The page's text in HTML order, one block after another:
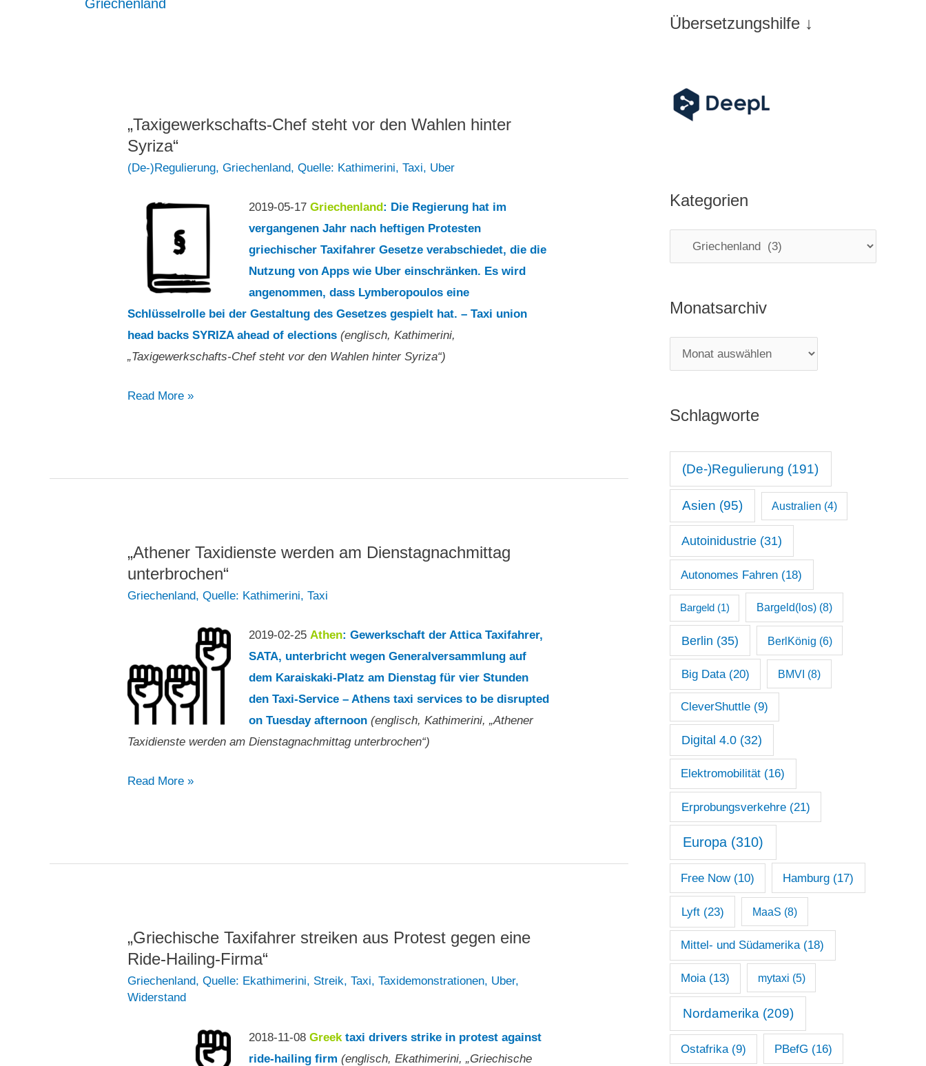
Griechenland
„Taxigewerkschafts-Chef steht vor den Wahlen hinter
Syriza“
(De-)Regulierung,Griechenland,Quelle: Kathimerini,Taxi, Uber
2019-05-17 Griechenland : Die Regierung hat im
vergangenen Jahr nach heftigen Protesten
griechischer Taxifahrer Gesetze verabschiedet, die die
Nutzung von Apps wie Uber einschränken. Es wird
angenommen, dass Lymberopoulos eine
Schlüsselrolle bei der Gestaltung des Gesetzes gespielt hat. – Taxi union
head backs SYRIZA ahead of elections (englisch, Kathimerini,
„Taxigewerkschafts-Chef steht vor den Wahlen hinter Syriza“)
„Taxigewerkschafts-
den
Syriza“
Read More »
„Athener Taxidienste werden am Dienstagnachmittag
unterbrochen“
Griechenland,Quelle: Kathimerini,Taxi
2019-02-25 Athen: Gewerkschaft der Attica Taxifahrer,
SATA, unterbricht wegen Generalversammlung auf
dem Karaiskaki-Platz am Dienstag für vier Stunden
den Taxi-Service – Athens taxi services to be disrupted
on Tuesday afternoon (englisch, Kathimerini, „Athener
Taxidienste werden am Dienstagnachmittag unterbrochen“)
„Athener
Dienstagnachmittag
Read More »
„Griechische Taxifahrer streiken aus Protest gegen eine
Ride-Hailing-Firma“
Griechenland,Quelle: Ekathimerini, Streik,Taxi,Taxidemonstrationen, Uber,
Widerstand
2018-11-08 Greektaxi drivers strike in protest against
ride-hailing firm (englisch, Ekathimerini, „Griechische
Übersetzungshilfe ↓
Kategorien
a
e
g
n
Monatsarchiv
o
a
a
h
Schlagworte
(De-)Regulierung (191)
Asien (95) Australien (4)
Autoinidustrie(31)
Autonomes Fahren (18)
Bargeld (1) Bargeld(los)(8)
Berlin (35) BerlKönig (6)
Big Data(20) BMVI (8)
CleverShuttle(9)
Digital 4.0(32)
Elektromobilität (16)
Erprobungsverkehre(21)
Europa(310)
Free Now(10) Hamburg (17)
Lyft(23) MaaS (8)
Mittel- und Südamerika(18)
Moia(13) mytaxi (5)
Nordamerika (209)
Ostafrika(9) PBefG (16)